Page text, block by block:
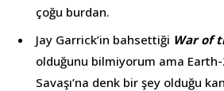
çoğu burdan.
Jay Garrick’in bahsettiği War of
olduğunu bilmiyorum ama Earth-
Savaşı’na denk bir şey olduğu